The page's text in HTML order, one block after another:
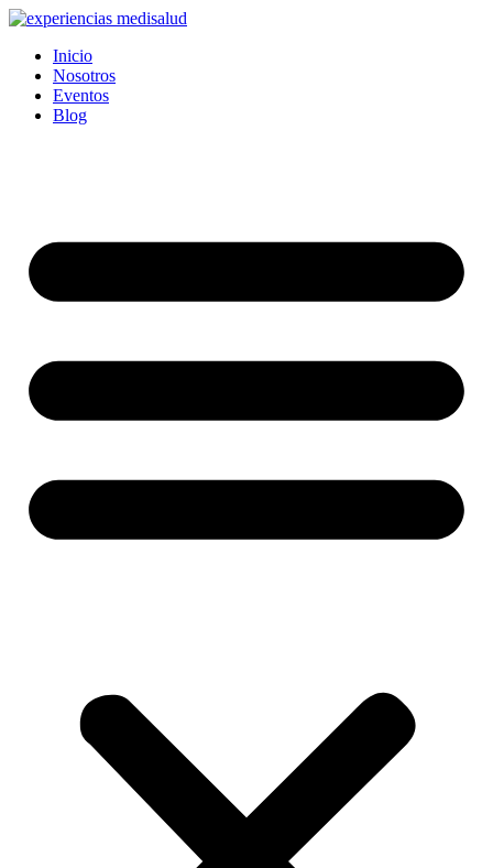
Ir
contenido
Inicio
Nosotros
Eventos
Blog